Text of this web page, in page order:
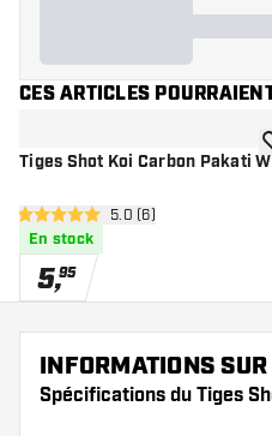
CES ARTICLES
Tiges Shot Koi Carbon Pakati
ouvrir le panneau des
5 étoiles de notation
5.0 (6)
En stock
5,95
INFORMATIONS
Spécifications du Tiges